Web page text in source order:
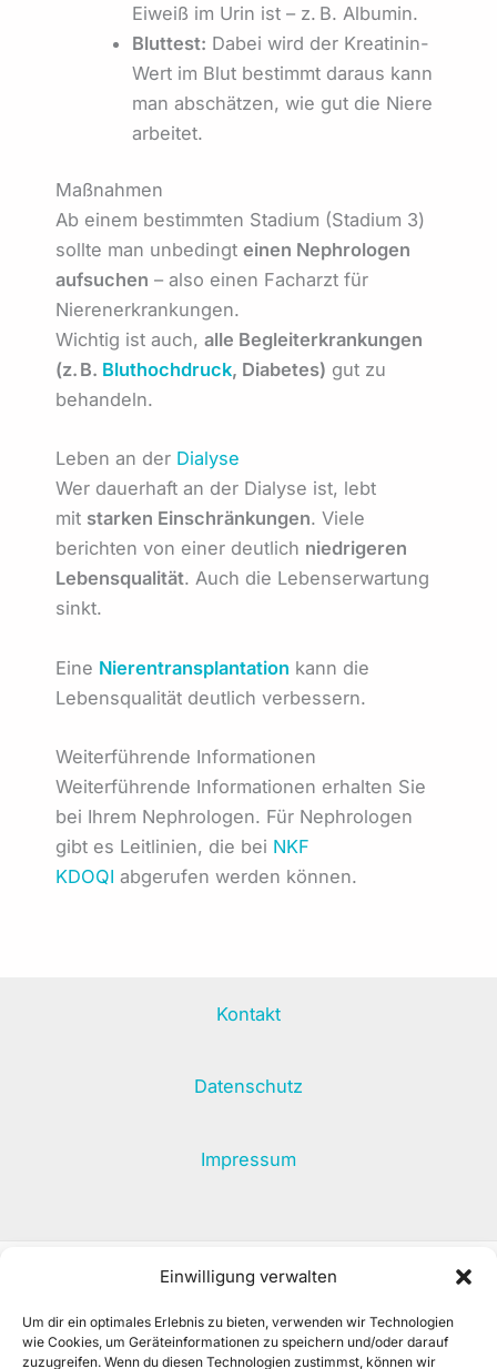
Einwilligung verwalten
Um dir ein optimales Erlebnis zu bieten, verwenden wir Technologien
wie Cookies, um Geräteinformationen zu speichern und/oder darauf
zuzugreifen. Wenn du diesen Technologien zustimmst, können wir
Eiweiß im Urin ist – z. B. Albumin.
Bluttest: Dabei wird der Kreatinin-
Wert im Blut bestimmt daraus kann
man abschätzen, wie gut die Niere
arbeitet.
Maßnahmen
Ab einem bestimmten Stadium (Stadium 3)
sollte man unbedingt einen Nephrologen
aufsuchen – also einen Facharzt für
Nierenerkrankungen.
Wichtig ist auch, alle Begleiterkrankungen
(z. B. Bluthochdruck, Diabetes) gut zu
behandeln.
Leben an der Dialyse
Wer dauerhaft an der Dialyse ist, lebt
mit starken Einschränkungen. Viele
berichten von einer deutlich niedrigeren
Lebensqualität. Auch die Lebenserwartung
sinkt.
Eine Nierentransplantation kann die
Lebensqualität deutlich verbessern.
Weiterführende Informationen
Weiterführende Informationen erhalten Sie
bei Ihrem Nephrologen. Für Nephrologen
gibt es Leitlinien, die bei NKF
KDOQI abgerufen werden können.
Kontakt
Datenschutz
Impressum
Informationszwecken und kann keinen Arzt ersetzen.